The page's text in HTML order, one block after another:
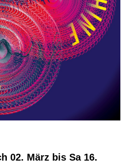
02. März bis Sa 16.